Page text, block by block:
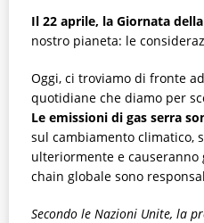
Il 22 aprile, la Giornata
nostro pianeta: le
Oggi, ci troviamo di fronte
quotidiane che diamo per
Le emissioni di gas serra
sul cambiamento climatico,
ulteriormente e causeranno
chain globale sono
Secondo le Nazioni Unite, la